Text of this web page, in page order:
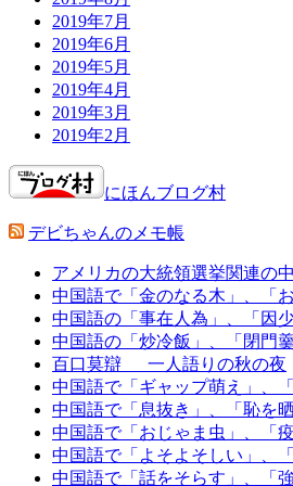
2019年7月
2019年6月
2019年5月
2019年4月
2019年3月
2019年2月
にほんブログ村
デビちゃんのメモ帳
アメリカの大統領選挙関連の
中国語で「金のなる木」、「
中国語の「事在人為」、「因
中国語の「炒冷飯」、「閉門
百口莫辯 一人語りの秋の夜
中国語で「ギャップ萌え」、
中国語で「息抜き」、「恥を
中国語で「おじゃま虫」、「
中国語で「よそよそしい」、
中国語で「話をそらす」、「